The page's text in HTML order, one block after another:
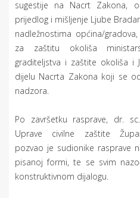
sugestije na Nacrt Zakona,
prijedlog i mišljenje Ljube
nadležnostima općina/
za zaštitu okoliša
graditeljstva i zaštite okoliša i
dijelu Nacrta Zakona koji se
nadzora.
Po završetku rasprave, dr.
Uprave civilne zaštite
pozvao je sudionike rasprave
pisanoj formi, te se svim
konstruktivnom dijalogu.